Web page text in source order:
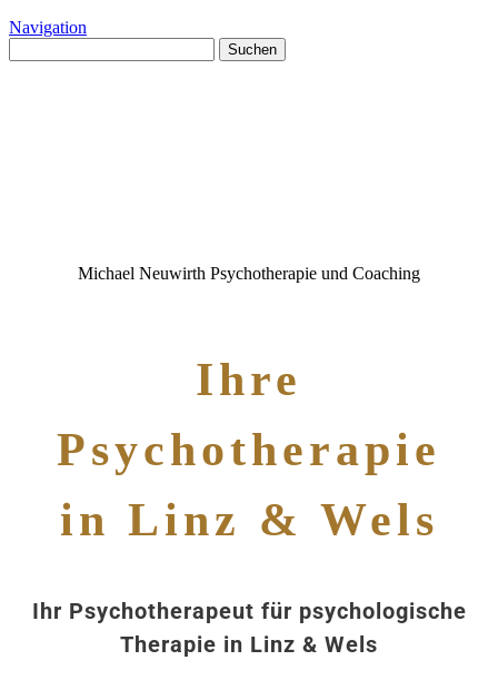
Navigation
nach:
Michael Neuwirth Psychotherapie und Coaching
Ihre
Psychotherapie
in Linz & Wels
Ihr Psychotherapeut für psychologische
Therapie in Linz & Wels